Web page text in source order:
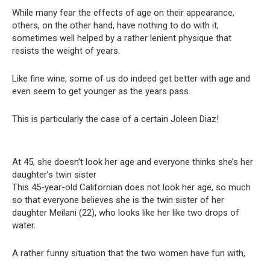
While many fear the effects of age on their appearance,
others, on the other hand, have nothing to do with it,
sometimes well helped by a rather lenient physique that
resists the weight of years.
Like fine wine, some of us do indeed get better with age and
even seem to get younger as the years pass.
This is particularly the case of a certain Joleen Diaz!
At 45, she doesn’t look her age and everyone thinks she’s her
daughter’s twin sister
This 45-year-old Californian does not look her age, so much
so that everyone believes she is the twin sister of her
daughter Meilani (22), who looks like her like two drops of
water.
A rather funny situation that the two women have fun with,